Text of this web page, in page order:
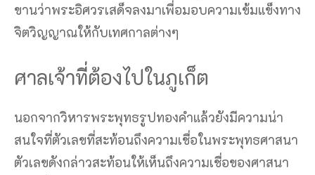
ขานว่าพระอิศวรเสด็จลงมาเพื่อมอบความเข้มแข็งทาง
จิตวิญญาณให้กับเทศกาลต่างๆ
ศาลเจ้าที่ต้องไปในภูเก็ต
นอกจากวิหารพระพุทธรูปทองคำแล้วยังมีความน่า
สนใจที่ตัวเลขที่สะท้อนถึงความเชื่อในพระพุทธศาสนา
ตัวเลขดังกล่าวสะท้อนให้เห็นถึงความเชื่อของศาสนา